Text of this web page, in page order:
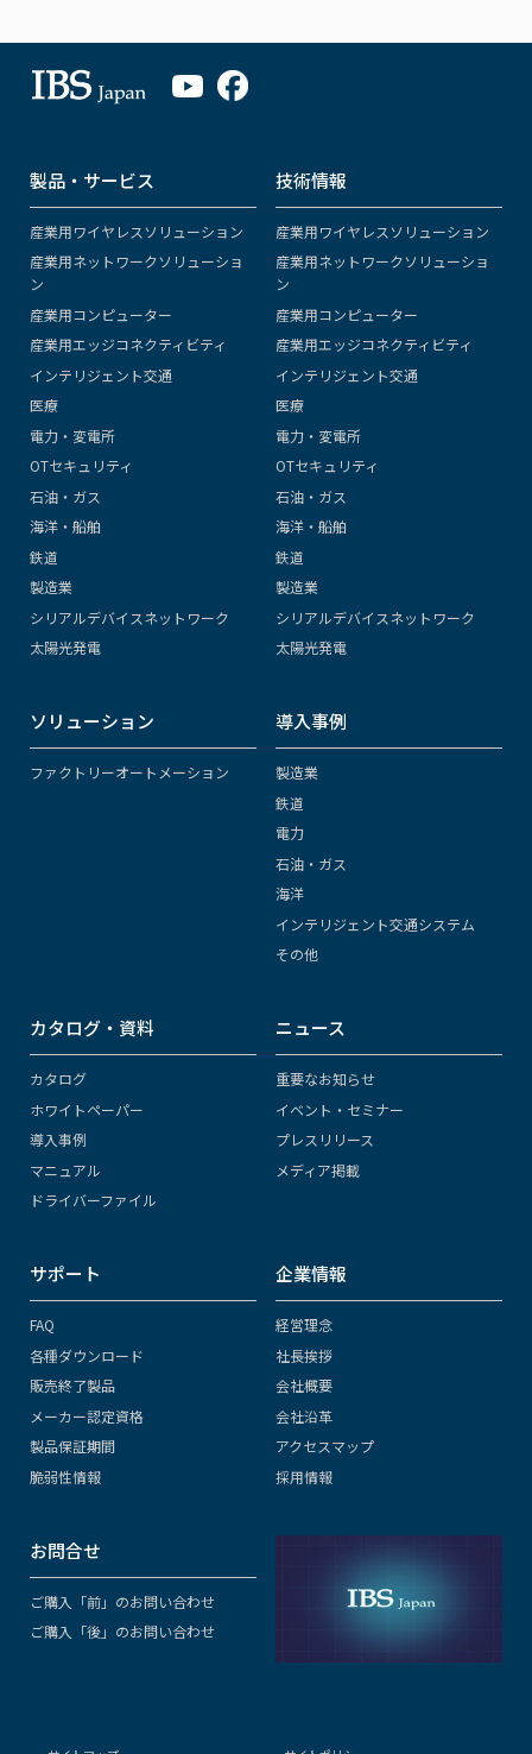
製品・サービス
産業用ワイヤレスソリューション
産業用ネットワークソリューショ
ン
産業用コンピューター
産業用エッジコネクティビティ
インテリジェント交通
医療
電力・変電所
OTセキュリティ
石油・ガス
海洋・船舶
鉄道
製造業
シリアルデバイスネットワーク
太陽光発電
技術情報
産業用ワイヤレスソリューション
産業用ネットワークソリューショ
ン
産業用コンピューター
産業用エッジコネクティビティ
インテリジェント交通
医療
電力・変電所
OTセキュリティ
石油・ガス
海洋・船舶
鉄道
製造業
シリアルデバイスネットワーク
太陽光発電
ソリューション
ファクトリーオートメーション
導入事例
製造業
鉄道
電力
石油・ガス
海洋
インテリジェント交通システム
その他
カタログ・資料
カタログ
ホワイトペーパー
導入事例
マニュアル
ドライバーファイル
ニュース
重要なお知らせ
イベント・セミナー
プレスリリース
メディア掲載
サポート
FAQ
各種ダウンロード
販売終了製品
メーカー認定資格
製品保証期間
脆弱性情報
企業情報
経営理念
社長挨拶
会社概要
会社沿革
アクセスマップ
採用情報
お問合せ
ご購入「前」のお問い合わせ
ご購入「後」のお問い合わせ